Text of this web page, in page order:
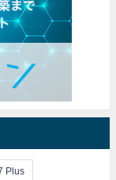
Plus